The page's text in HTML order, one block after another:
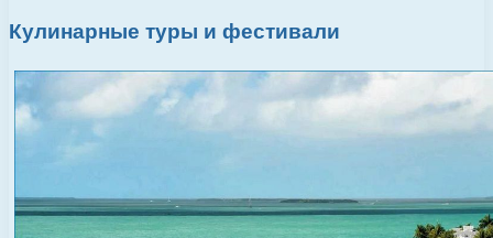
Кулинарные туры и фестивали